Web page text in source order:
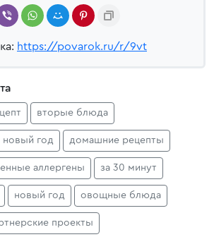
https://povarok.ru/r/9vt
вторые блюда
новый год домашние рецепты
аллергены за 30 минут
новый год овощные блюда
проекты